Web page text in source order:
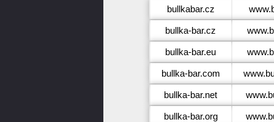
bullkabar.cz
bullka-bar.cz
bullka-bar.eu
bullka-bar.com
bullka-bar.net
bullka-bar.org